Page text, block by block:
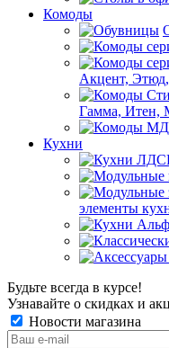
Комоды
Акцент,
Гамма, Итен,
Кухни
элементы
Будьте всегда в курсе!
Узнавайте о скидках и
Новости магазина